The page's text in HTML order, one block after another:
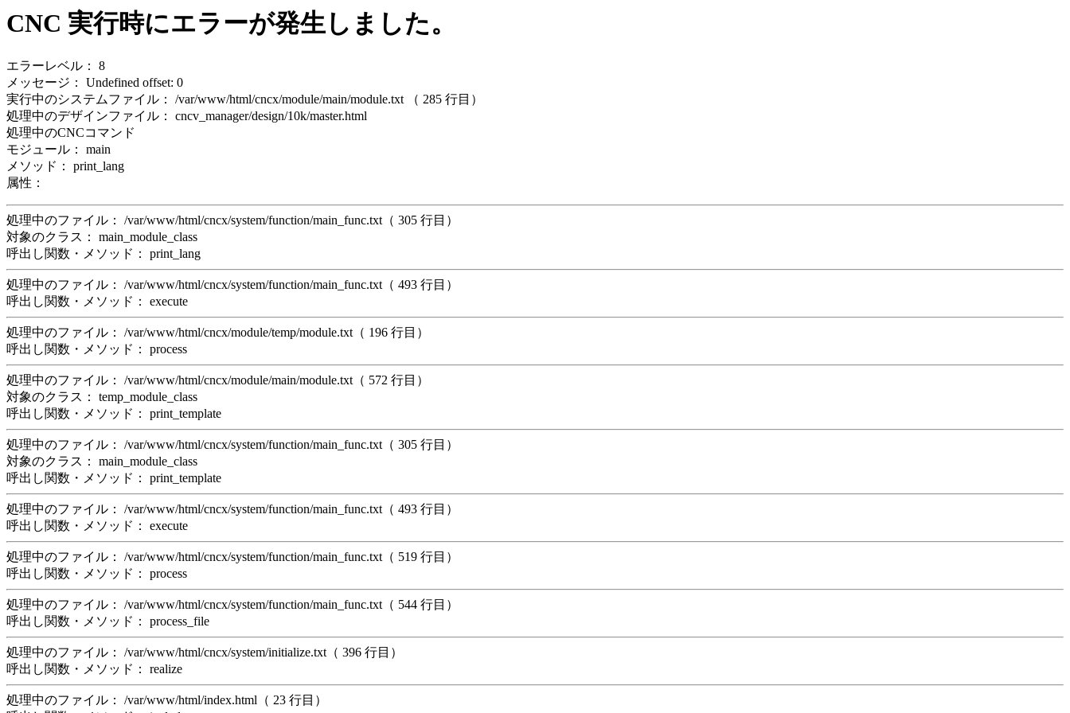
CNC 実行時にエラーが発生しました。
エラーレベル： 8
メッセージ： Undefined offset: 0
実行中のシステムファイル： /var/www/html/cncx/module/main/module.txt （ 285 行目）
処理中のデザインファイル： cncv_manager/design/10k/master.html
処理中のCNCコマンド
モジュール： main
メソッド： print_lang
属性：
処理中のファイル： /var/www/html/cncx/system/function/main_func.txt（ 305 行目）
対象のクラス： main_module_class
呼出し関数・メソッド： print_lang
処理中のファイル： /var/www/html/cncx/system/function/main_func.txt（ 493 行目）
呼出し関数・メソッド： execute
処理中のファイル： /var/www/html/cncx/module/temp/module.txt（ 196 行目）
呼出し関数・メソッド： process
処理中のファイル： /var/www/html/cncx/module/main/module.txt（ 572 行目）
対象のクラス： temp_module_class
呼出し関数・メソッド： print_template
処理中のファイル： /var/www/html/cncx/system/function/main_func.txt（ 305 行目）
対象のクラス： main_module_class
呼出し関数・メソッド： print_template
処理中のファイル： /var/www/html/cncx/system/function/main_func.txt（ 493 行目）
呼出し関数・メソッド： execute
処理中のファイル： /var/www/html/cncx/system/function/main_func.txt（ 519 行目）
呼出し関数・メソッド： process
処理中のファイル： /var/www/html/cncx/system/function/main_func.txt（ 544 行目）
呼出し関数・メソッド： process_file
処理中のファイル： /var/www/html/cncx/system/initialize.txt（ 396 行目）
呼出し関数・メソッド： realize
処理中のファイル： /var/www/html/index.html（ 23 行目）